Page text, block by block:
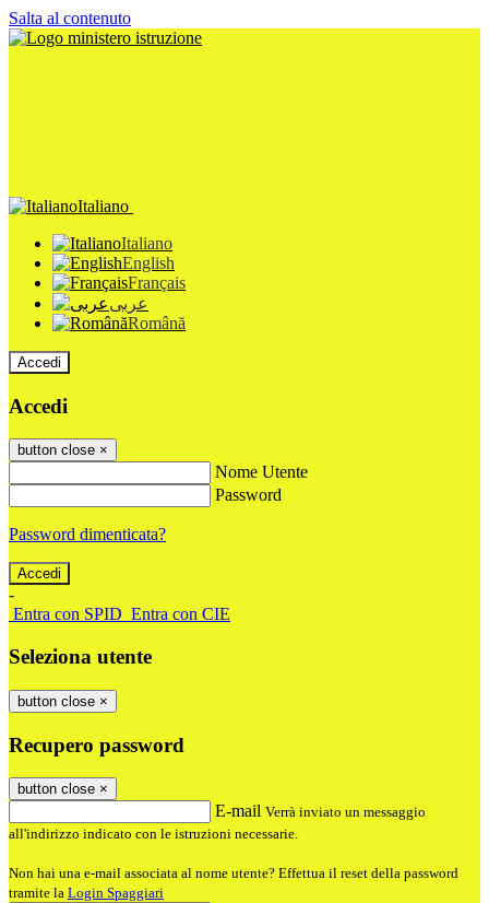
Salta al contenuto
Italiano
Italiano
English
Français
عربى
Română
Accedi
Accedi
button close ×
Nome Utente
Password
Password dimenticata?
-
Entra con SPID Entra con CIE
Seleziona utente
button close ×
Recupero password
button close ×
E-mail Verrà inviato un messaggio
all'indirizzo indicato con le istruzioni necessarie.
Non hai una e-mail associata al nome utente? Effettua il reset della password
tramite la Login Spaggiari